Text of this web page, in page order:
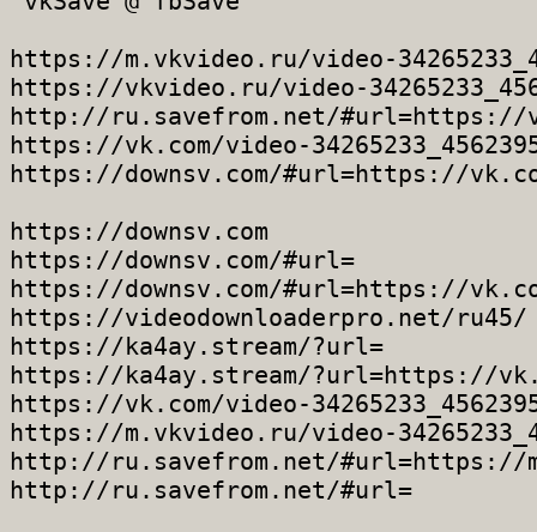
https://m.vkvideo.ru/video-
https://vkvideo.ru/video-
http://ru.savefrom.net/#url=https://
https://vk.com/video-
https://downsv.com/#url=https://
https://downsv.com
https://downsv.com/#url=
https://downsv.com/#url=https://
https://videodownloaderpro.net/ru45/
https://ka4ay.stream/?url=
https://ka4ay.stream/?url=https://
https://vk.com/video-
https://m.vkvideo.ru/video-
http://ru.savefrom.net/#url=https://
http://ru.savefrom.net/#url=